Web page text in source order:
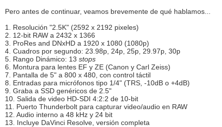
Pero antes de continuar, veamos brevemente de qué hablamos...
1. Resolución "2.5K" (2592 x 2192 pixeles)
2. 12-bit RAW a 2432 x 1366
3. ProRes and DNxHD a 1920 x 1080 (1080p)
4. Cuadros por segundo: 23.98p, 24p, 25p, 29.97p, 30p
5. Rango Dinámico: 13 stops
6. Montura para lentes EF y ZE (Canon y Carl Zeiss)
7. Pantalla de 5" a 800 x 480, con control táctil
8. Entradas para micrófonos tipo 1/4" (TRS, -10dB o +4dB)
9. Graba a SSD genéricos de 2.5"
10. Salida de video HD-SDI 4:2:2 de 10-bit
11. Puerto Thunderbolt para capturar video/audio en RAW
12. Audio interno a 48 kHz y 24 bit
13. Incluye DaVinci Resolve, versión completa